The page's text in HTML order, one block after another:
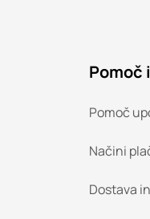
Pomoč
Pomoč
Načini
Dostava